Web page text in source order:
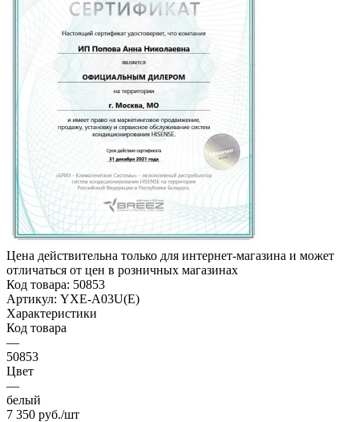
Цена действительна только для интернет-магазина и может
отличаться от цен в розничных магазинах
Код товара: 50853
Артикул: YXE-A03U(E)
Характеристики
Код товара
—
50853
Цвет
—
белый
7 350 руб./шт